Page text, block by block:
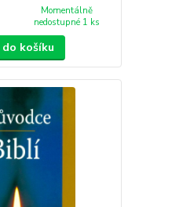
Momentálně
nedostupné 1 ks
košíku